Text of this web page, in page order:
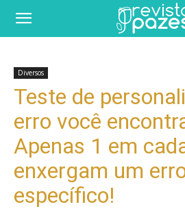
Diversos
Teste de
erro você
Apenas 1 em
enxergam um
específico!